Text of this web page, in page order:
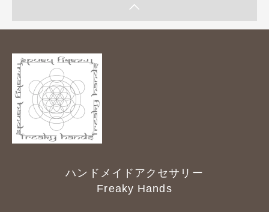
ハンドメイドアクセサリー
Freaky Hands